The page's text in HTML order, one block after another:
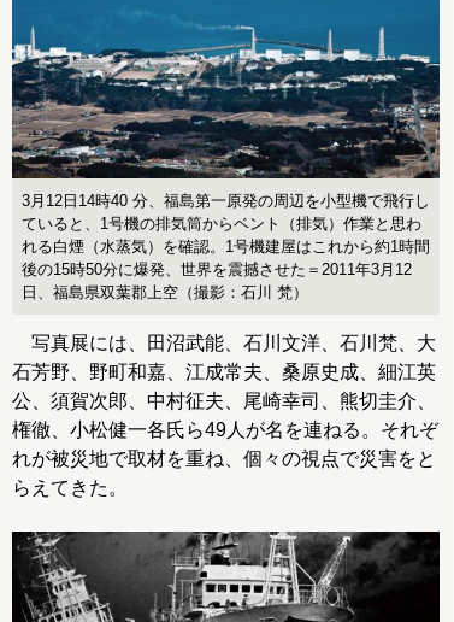
3月12日14時40 分、福島第一原発の周辺を小型機で飛行し
ていると、1号機の排気筒からベント（排気）作業と思わ
れる白煙（水蒸気）を確認。1号機建屋はこれから約1時間
後の15時50分に爆発、世界を震撼させた＝2011年3月12
日、福島県双葉郡上空（撮影：石川 梵）
写真展には、田沼武能、石川文洋、石川梵、大
石芳野、野町和嘉、江成常夫、桑原史成、細江英
公、須賀次郎、中村征夫、尾崎幸司、熊切圭介、
権徹、小松健一各氏ら49人が名を連ねる。それぞ
れが被災地で取材を重ね、個々の視点で災害をと
らえてきた。